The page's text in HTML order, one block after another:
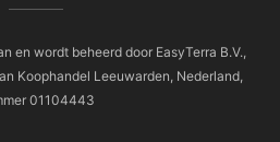
en wordt beheerd door EasyTerra B.V.,
Koophandel Leeuwarden, Nederland,
01104443